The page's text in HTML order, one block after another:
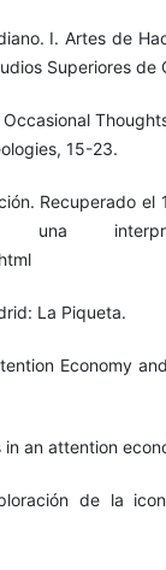
I. Artes de
Superiores de
15-23.
Recuperado
La Piqueta.
Economy
an attention
de la